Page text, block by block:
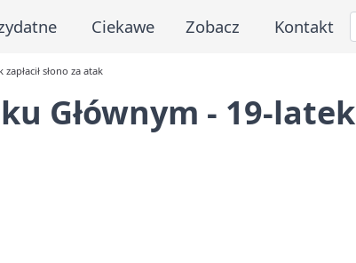
Ciekawe Zobacz Kontakt
słono za atak
Głównym - 19-latek